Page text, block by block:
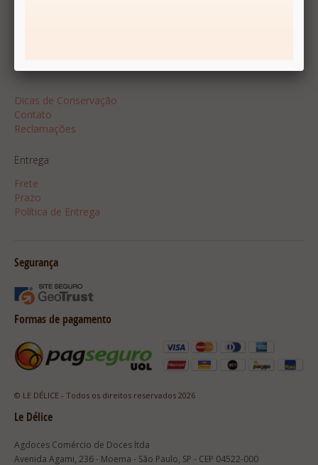
Dicas de Conservação
Contato
Reclamações
Entrega
Frete
Prazo
Política de Entrega
Segurança
Formas de pagamento
© LE DÉLICE - Todos os direitos reservados 2026
Le Délice
Agdoces Comércio de Doces ltda
Avenida Agami, 236 - Moema - São Paulo, SP - CEP 04522-000